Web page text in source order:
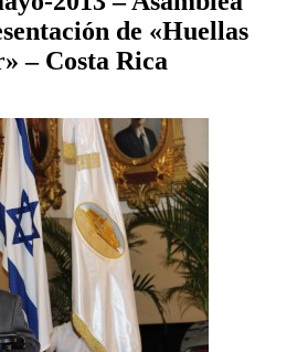
de «Huellas
– Costa Rica